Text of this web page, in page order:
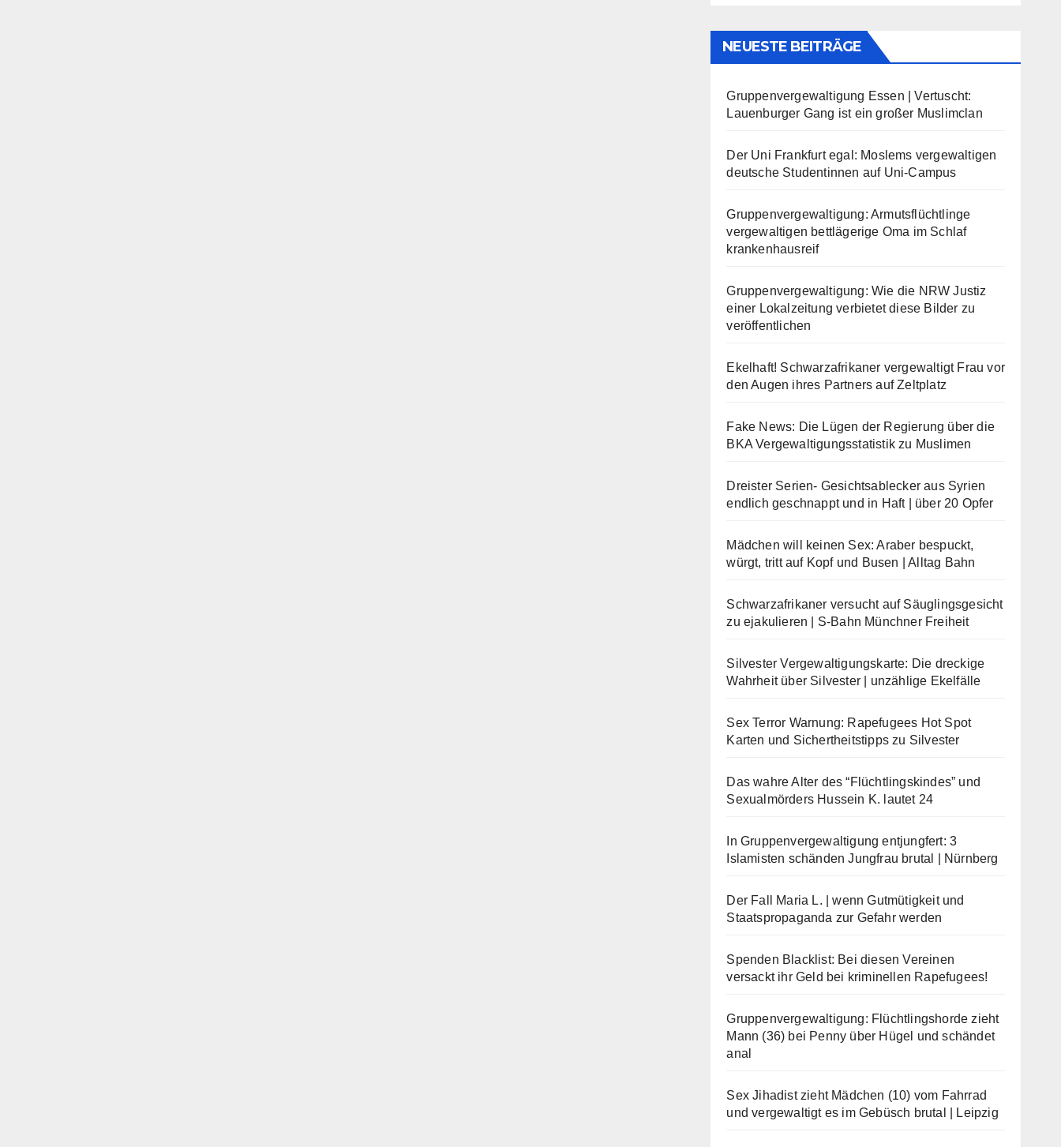
NEUESTE BEITRÄGE
Gruppenvergewaltigung Essen | Vertuscht:
Lauenburger Gang ist ein großer Muslimclan
Der Uni Frankfurt egal: Moslems vergewaltigen
deutsche Studentinnen auf Uni-Campus
Gruppenvergewaltigung: Armutsflüchtlinge
vergewaltigen bettlägerige Oma im Schlaf
krankenhausreif
Gruppenvergewaltigung: Wie die NRW Justiz
einer Lokalzeitung verbietet diese Bilder zu
veröffentlichen
Ekelhaft! Schwarzafrikaner vergewaltigt Frau vor
den Augen ihres Partners auf Zeltplatz
Fake News: Die Lügen der Regierung über die
BKA Vergewaltigungsstatistik zu Muslimen
Dreister Serien- Gesichtsablecker aus Syrien
endlich geschnappt und in Haft | über 20 Opfer
Mädchen will keinen Sex: Araber bespuckt,
würgt, tritt auf Kopf und Busen | Alltag Bahn
Schwarzafrikaner versucht auf Säuglingsgesicht
zu ejakulieren | S-Bahn Münchner Freiheit
Silvester Vergewaltigungskarte: Die dreckige
Wahrheit über Silvester | unzählige Ekelfälle
Sex Terror Warnung: Rapefugees Hot Spot
Karten und Sichertheitstipps zu Silvester
Das wahre Alter des “Flüchtlingskindes” und
Sexualmörders Hussein K. lautet 24
In Gruppenvergewaltigung entjungfert: 3
Islamisten schänden Jungfrau brutal | Nürnberg
Der Fall Maria L. | wenn Gutmütigkeit und
Staatspropaganda zur Gefahr werden
Spenden Blacklist: Bei diesen Vereinen
versackt ihr Geld bei kriminellen Rapefugees!
Gruppenvergewaltigung: Flüchtlingshorde zieht
Mann (36) bei Penny über Hügel und schändet
anal
Sex Jihadist zieht Mädchen (10) vom Fahrrad
und vergewaltigt es im Gebüsch brutal | Leipzig